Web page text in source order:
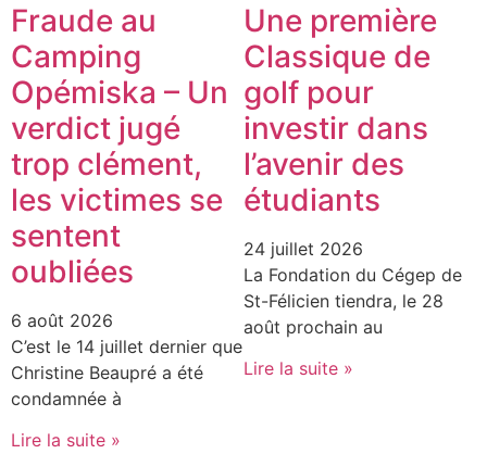
Fraude au
Camping
Opémiska – Un
verdict jugé
trop clément,
les victimes se
sentent
oubliées
6 août 2026
C’est le 14 juillet dernier que
Christine Beaupré a été
condamnée à
Lire la suite »
Une première
Classique de
golf pour
investir dans
l’avenir des
étudiants
24 juillet 2026
La Fondation du Cégep de
St-Félicien tiendra, le 28
août prochain au
Lire la suite »